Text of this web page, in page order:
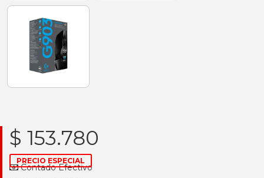
$ 153.780
PRECIO ESPECIAL
Contado Efectivo